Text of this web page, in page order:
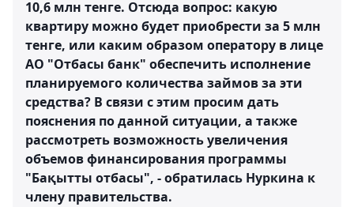
10,6 млн тенге. Отсюда вопрос: какую
квартиру можно будет приобрести за 5 млн
тенге, или каким образом оператору в лице
АО "Отбасы банк" обеспечить исполнение
планируемого количества займов за эти
средства? В связи с этим просим дать
пояснения по данной ситуации, а также
рассмотреть возможность увеличения
объемов финансирования программы
"Бақытты отбасы", - обратилась Нуркина к
члену правительства.